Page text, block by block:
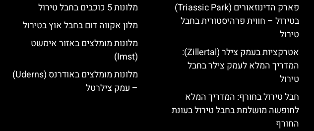
פארק הדינוזאורים (Triassic Park)
בטירול – חווית פרהיסטורית בחבל
טירול
אטרקציות בעמק צילר (Zillertal):
המדריך המלא לעמק צילר בחבל
טירול
חבל טירול בחורף: המדריך המלא
לחופשה מושלמת בחבל טירול בעונת
החורף
מלונות 5 כוכבים בחבל טירול
מלון אקווה דום בחבל אוץ בטירול
מלונות מומלצים באזור אימשט
(Imst)
מלונות מומלצים באודרנס (Uderns)
– עמק צילרטל